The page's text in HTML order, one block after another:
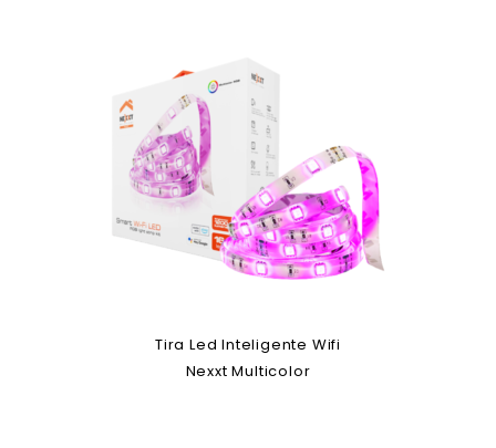
Tira Led Inteligente Wifi
Nexxt Multicolor